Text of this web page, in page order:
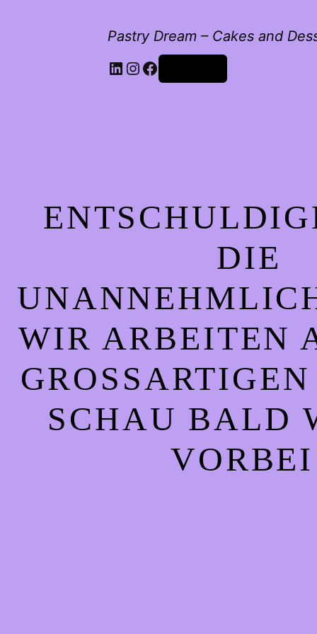
Pastry Dream – Cakes and
LinkedIn
Instagram
Facebook
DIE
WIR ARBEITEN
GROSSARTIGEN
CHAU BALD
ORBEI!